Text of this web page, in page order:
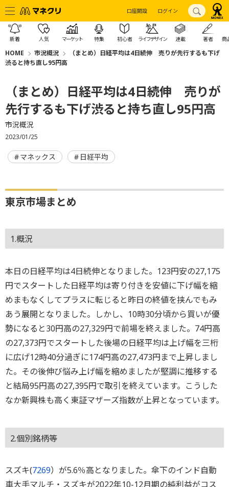
口座開設 ログイン
新着 人気 マーケット 特集 初心者 ライフデザイン 連載 著者 商
HOME 市況概況
（まとめ）日経平均は4日続伸 売りが先行するも下げ
渋ると持ち直し95円高
（まとめ）日経平均は4日続伸 売りが
先行するも下げ渋ると持ち直し95円高
市況概況
2023/01/25
マネックス 日経平均
東京市場まとめ
1.概況
本日の日経平均は4日続伸となりました。123円安の27,175
円でスタートした日経平均は寄り付きを安値に下げ幅を縮
めまもなくしてプラスに転じると昨日の終値を挟んでもみ
あう展開となりました。しかし、10時30分頃から買いが優
勢になると30円高の27,329円で前場を終えました。74円高
の27,373円でスタートした後場の日経平均は上げ幅を三桁
に広げ12時40分過ぎに174円高の27,473円まで上昇しまし
た。その後伸び悩み上げ幅を縮めましたが堅調に推移する
と結局95円高の27,395円で取引を終えています。こうした
なか新興株も高く東証マザーズ指数が上昇となっています。
2.個別銘柄等
スズキ(7269）が5.6％高となりました。傘下のインド自動
車大手マルチ・スズキが2022年10-12月期の純利益がコス